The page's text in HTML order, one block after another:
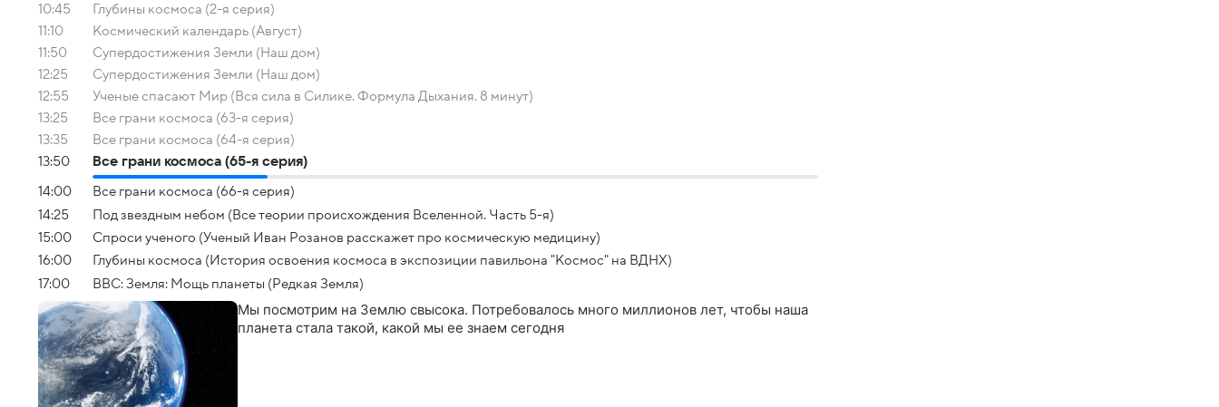
10:45
Глубины космоса (2-я серия)
11:10
Космический календарь (Август)
11:50
Супердостижения Земли (Наш дом)
12:25
Супердостижения Земли (Наш дом)
12:55
Ученые спасают Мир (Вся сила в Силике. Формула Дыхания. 8 минут)
13:25
Все грани космоса (63-я серия)
13:35
Все грани космоса (64-я серия)
13:50
Все грани космоса (65-я серия)
14:00
Все грани космоса (66-я серия)
14:25
Под звездным небом (Все теории происхождения Вселенной. Часть 5-я)
15:00
Спроси ученого (Ученый Иван Розанов расскажет про космическую медицину)
16:00
Глубины космоса (История освоения космоса в экспозиции павильона "Космос" на ВДНХ)
17:00
BBC: Земля: Мощь планеты (Редкая Земля)
Мы посмотрим на Землю свысока. Потребовалось много миллионов лет, чтобы наша
планета стала такой, какой мы ее знаем сегодня